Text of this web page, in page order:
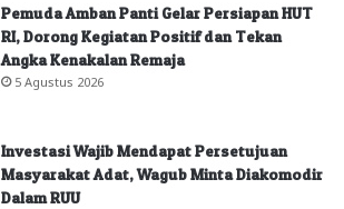
Pemuda Amban Panti Gelar Persiapan HUT
RI, Dorong Kegiatan Positif dan Tekan
Angka Kenakalan Remaja
5 Agustus 2026
Investasi Wajib Mendapat Persetujuan
Masyarakat Adat, Wagub Minta Diakomodir
Dalam RUU